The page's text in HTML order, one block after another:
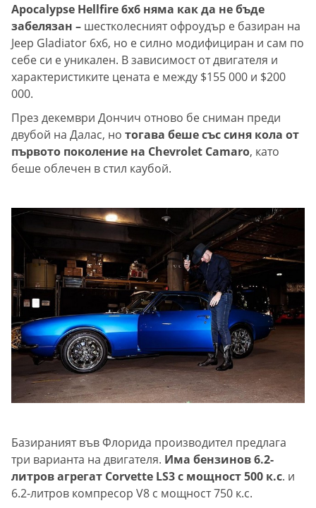
Apocalypse Hellfire 6x6 няма как да не бъде
забелязан – шестколесният офроудър е базиран на
Jeep Gladiator 6x6, но е силно модифициран и сам по
себе си е уникален. В зависимост от двигателя и
характеристиките цената е между $155 000 и $200
000.
През декември Дончич отново бе сниман преди
двубой на Далас, но тогава беше със синя кола от
първото поколение на Chevrolet Camaro, като
беше облечен в стил каубой.
Базираният във Флорида производител предлага
три варианта на двигателя. Има бензинов 6.2-
литров агрегат Corvette LS3 с мощност 500 к.с. и
6.2-литров компресор V8 с мощност 750 к.с.